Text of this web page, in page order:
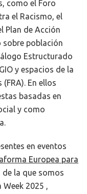
como el Foro
el Racismo, el
Plan de Acción
sobre población
Estructurado
y espacios de la
En ellos
basadas en
y como
en eventos
Europea para
de la que somos
2025 ,